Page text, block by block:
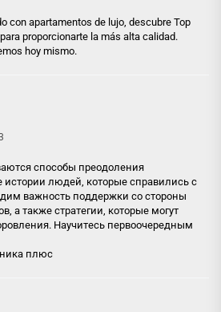
con apartamentos de lujo, descubre Top
proporcionarte la más alta calidad.
hoy mismo.
способы преодоления
людей, которые справились с
важность поддержки со стороны
а также стратегии, которые могут
Научитесь первоочередным
плюс